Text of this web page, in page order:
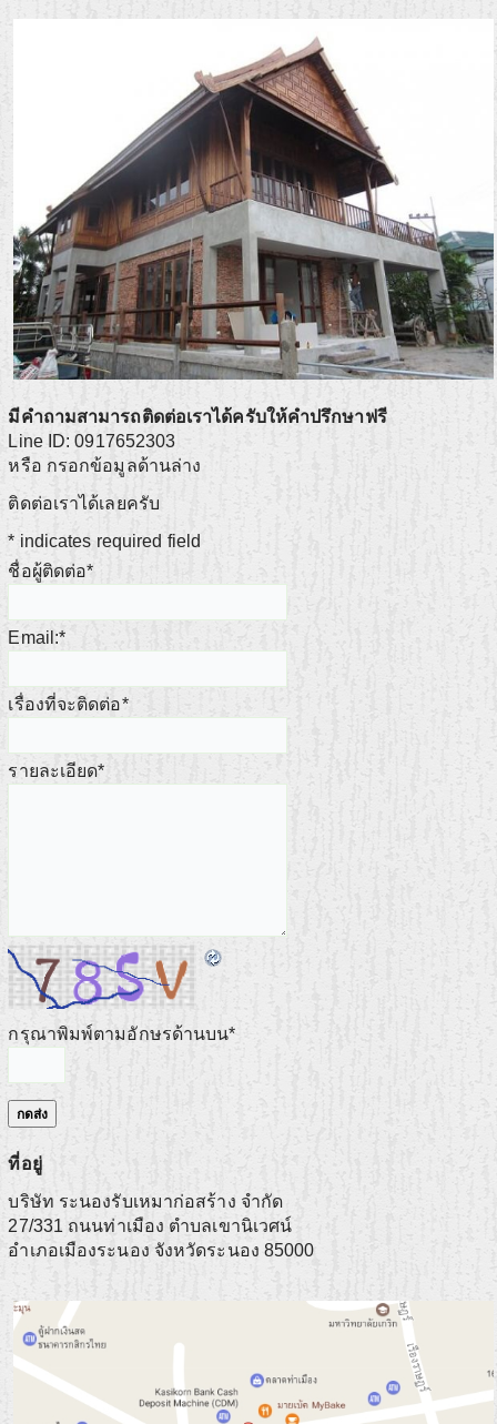
มีคำถามสามารถติดต่อเราได้ครับให้คำปรึกษาฟรี
Line ID: 0917652303
หรือ กรอกข้อมูลด้านล่าง
ติดต่อเราได้เลยครับ
* indicates required field
ชื่อผู้ติดต่อ*
Email:*
เรื่องที่จะติดต่อ*
รายละเอียด*
กรุณาพิมพ์ตามอักษรด้านบน*
ที่อยู่
บริษัท ระนองรับเหมาก่อสร้าง จำกัด
27/331 ถนนท่าเมือง ตำบลเขานิเวศน์
อำเภอเมืองระนอง จังหวัดระนอง 85000